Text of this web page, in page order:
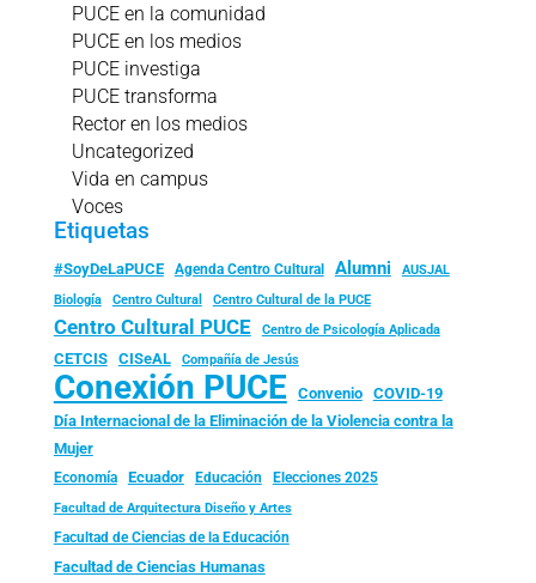
PUCE en la comunidad
PUCE en los medios
PUCE investiga
PUCE transforma
Rector en los medios
Uncategorized
Vida en campus
Voces
Etiquetas
#SoyDeLaPUCE Agenda Centro Cultural Alumni
AUSJAL
Biología
Centro Cultural Centro Cultural de la PUCE
Centro Cultural PUCE Centro de Psicología Aplicada
CETCIS CISeAL Compañía de Jesús
Conexión PUCE Convenio
COVID-19
Día Internacional de la Eliminación de la Violencia contra la
Mujer
Economía Ecuador Educación Elecciones 2025
Facultad de Arquitectura Diseño y Artes
Facultad de Ciencias de la Educación
Facultad de Ciencias Humanas